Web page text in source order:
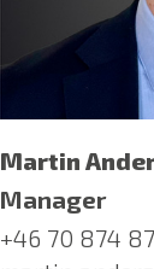
Martin
Manager
+46 70 874